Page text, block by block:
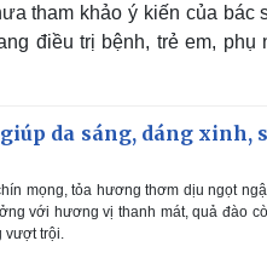
tham khảo ý kiến của bác
điều trị bệnh, trẻ em, phụ
da sáng, dáng xinh,
mọng, tỏa hương thơm dịu ngọt
với hương vị thanh mát, quả đào
trội.